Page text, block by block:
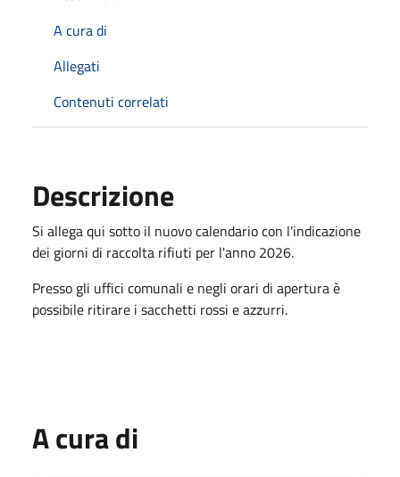
A cura di
Allegati
Contenuti correlati
Descrizione
Si allega qui sotto il nuovo calendario con l'indicazione
dei giorni di raccolta rifiuti per l'anno 2026.
Presso gli uffici comunali e negli orari di apertura è
possibile ritirare i sacchetti rossi e azzurri.
A cura di